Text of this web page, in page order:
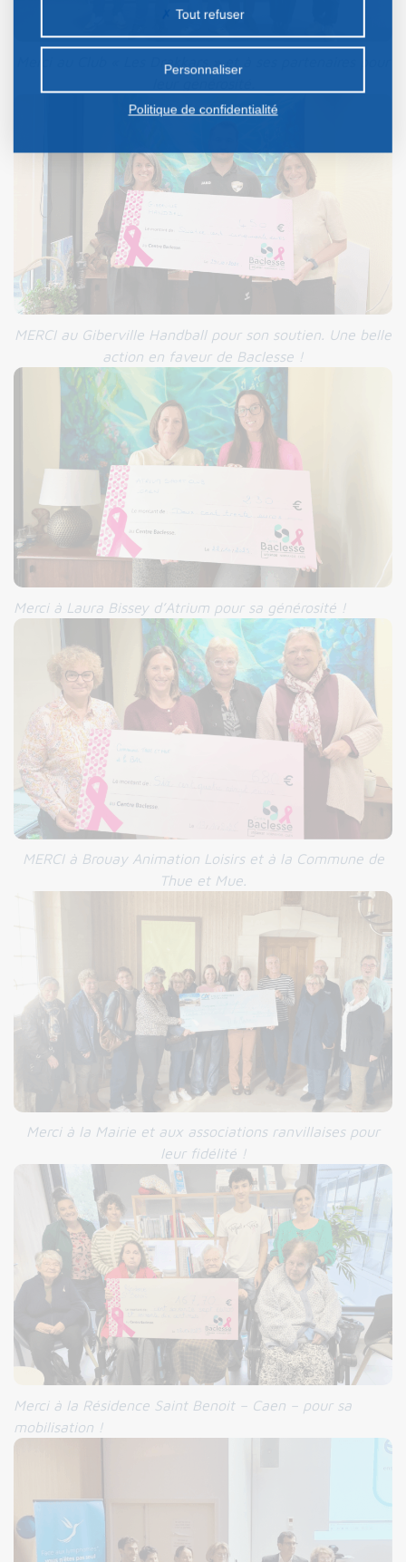
Merci au Club « Les Drakkars » et à ses partenaires pour
MERCI au Giberville Handball pour son soutien. Une belle
action en faveur de Baclesse !
Merci à Laura Bissey d’Atrium pour sa générosité !
MERCI à Brouay Animation Loisirs et à la Commune de
Thue et Mue.
Merci à la Mairie et aux associations ranvillaises pour
leur fidélité !
Merci à la Résidence Saint Benoit – Caen – pour sa
mobilisation !
préalable.
Tout refuser
Personnaliser
Politique de confidentialité